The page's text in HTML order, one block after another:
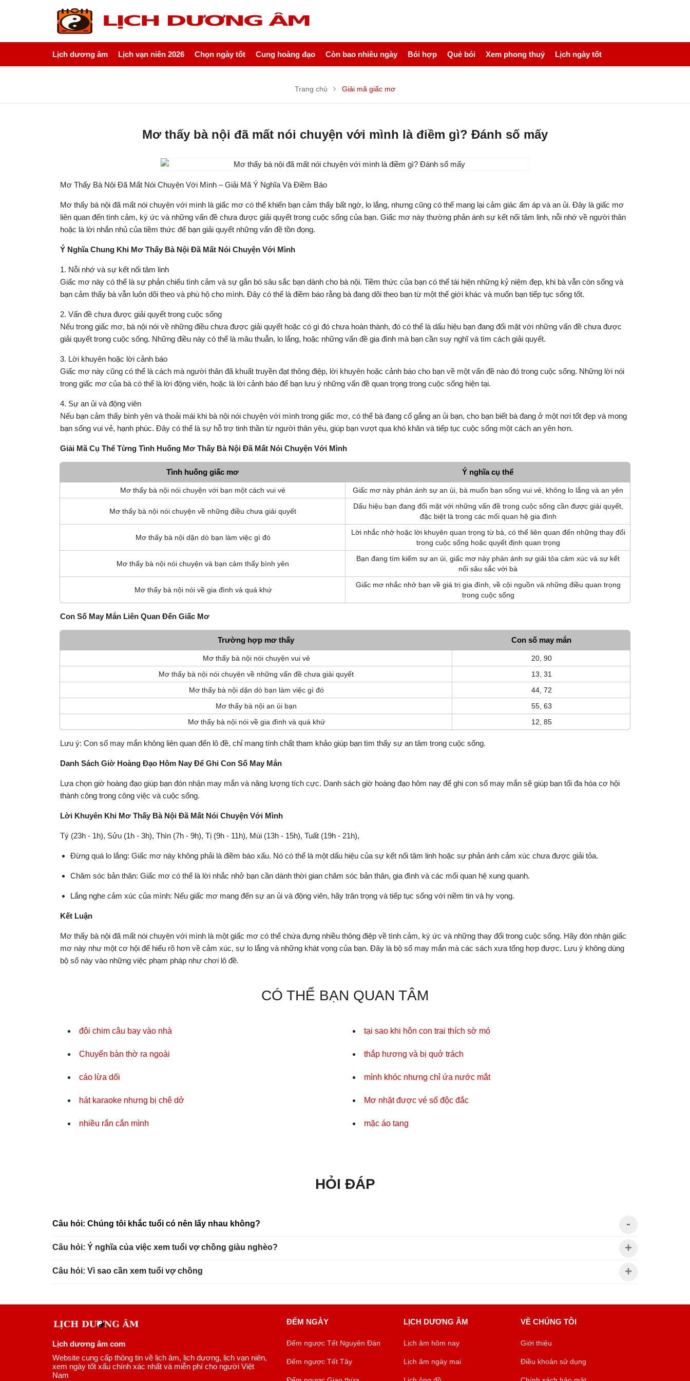
Lịch dương âm Lịch vạn niên 2026 Chọn ngày tốt Cung hoàng đạo Còn bao nhiêu ngày Bói hợp Quẻ bói Xem phong thuỷ Lịch ngày tốt
Trang chủ Giải mã giấc mơ
Mơ thấy bà nội đã mất nói chuyện với mình là điềm gì? Đánh số mấy
Mơ Thấy Bà Nội Đã Mất Nói Chuyện Với Mình – Giải Mã Ý Nghĩa Và Điềm Báo
Mơ thấy bà nội đã mất nói chuyện với mình là giấc mơ có thể khiến bạn cảm thấy bất ngờ, lo lắng, nhưng cũng có thể mang lại cảm giác ấm áp và an ủi. Đây là giấc mơ
liên quan đến tình cảm, ký ức và những vấn đề chưa được giải quyết trong cuộc sống của bạn. Giấc mơ này thường phản ánh sự kết nối tâm linh, nỗi nhớ về người thân
hoặc là lời nhắn nhủ của tiềm thức để bạn giải quyết những vấn đề tồn đọng.
Ý Nghĩa Chung Khi Mơ Thấy Bà Nội Đã Mất Nói Chuyện Với Mình
1. Nỗi nhớ và sự kết nối tâm linh
Giấc mơ này có thể là sự phản chiếu tình cảm và sự gắn bó sâu sắc bạn dành cho bà nội. Tiềm thức của bạn có thể tái hiện những kỷ niệm đẹp, khi bà vẫn còn sống và
bạn cảm thấy bà vẫn luôn dõi theo và phù hộ cho mình. Đây có thể là điềm báo rằng bà đang dõi theo bạn từ một thế giới khác và muốn bạn tiếp tục sống tốt.
2. Vấn đề chưa được giải quyết trong cuộc sống
Nếu trong giấc mơ, bà nội nói về những điều chưa được giải quyết hoặc có gì đó chưa hoàn thành, đó có thể là dấu hiệu bạn đang đối mặt với những vấn đề chưa được
giải quyết trong cuộc sống. Những điều này có thể là mâu thuẫn, lo lắng, hoặc những vấn đề gia đình mà bạn cần suy nghĩ và tìm cách giải quyết.
3. Lời khuyên hoặc lời cảnh báo
Giấc mơ này cũng có thể là cách mà người thân đã khuất truyền đạt thông điệp, lời khuyên hoặc cảnh báo cho bạn về một vấn đề nào đó trong cuộc sống. Những lời nói
trong giấc mơ của bà có thể là lời động viên, hoặc là lời cảnh báo để bạn lưu ý những vấn đề quan trọng trong cuộc sống hiện tại.
4. Sự an ủi và động viên
Nếu bạn cảm thấy bình yên và thoải mái khi bà nội nói chuyện với mình trong giấc mơ, có thể bà đang cố gắng an ủi bạn, cho bạn biết bà đang ở một nơi tốt đẹp và mong
bạn sống vui vẻ, hạnh phúc. Đây có thể là sự hỗ trợ tinh thần từ người thân yêu, giúp bạn vượt qua khó khăn và tiếp tục cuộc sống một cách an yên hơn.
Giải Mã Cụ Thể Từng Tình Huống Mơ Thấy Bà Nội Đã Mất Nói Chuyện Với Mình
Tình huống giấc mơ Ý nghĩa cụ thể
Mơ thấy bà nội nói chuyện với bạn một cách vui vẻ Giấc mơ này phản ánh sự an ủi, bà muốn bạn sống vui vẻ, không lo lắng và an yên
Mơ thấy bà nội nói chuyện về những điều chưa giải quyết
Dấu hiệu bạn đang đối mặt với những vấn đề trong cuộc sống cần được giải quyết,
đặc biệt là trong các mối quan hệ gia đình
Mơ thấy bà nội dặn dò bạn làm việc gì đó
Lời nhắc nhở hoặc lời khuyên quan trọng từ bà, có thể liên quan đến những thay đổi
trong cuộc sống hoặc quyết định quan trọng
Mơ thấy bà nội nói chuyện và bạn cảm thấy bình yên
Bạn đang tìm kiếm sự an ủi, giấc mơ này phản ánh sự giải tỏa cảm xúc và sự kết
nối sâu sắc với bà
Mơ thấy bà nội nói về gia đình và quá khứ
Giấc mơ nhắc nhở bạn về giá trị gia đình, về cội nguồn và những điều quan trọng
trong cuộc sống
Con Số May Mắn Liên Quan Đến Giấc Mơ
Trường hợp mơ thấy Con số may mắn
Mơ thấy bà nội nói chuyện vui vẻ
20, 90
Mơ thấy bà nội nói chuyện về những vấn đề chưa giải quyết
13, 31
Mơ thấy bà nội dặn dò bạn làm việc gì đó
44, 72
Mơ thấy bà nội an ủi bạn
55, 63
Mơ thấy bà nội nói về gia đình và quá khứ
12, 85
Lưu ý: Con số may mắn không liên quan đến lô đề, chỉ mang tính chất tham khảo giúp bạn tìm thấy sự an tâm trong cuộc sống.
Danh Sách Giờ Hoàng Đạo Hôm Nay Để Ghi Con Số May Mắn
Lựa chọn giờ hoàng đạo giúp bạn đón nhận may mắn và năng lượng tích cực. Danh sách giờ hoàng đạo hôm nay để ghi con số may mắn sẽ giúp bạn tối đa hóa cơ hội
thành công trong công việc và cuộc sống.
Lời Khuyên Khi Mơ Thấy Bà Nội Đã Mất Nói Chuyện Với Mình
Tý (23h - 1h), Sửu (1h - 3h), Thìn (7h - 9h), Tị (9h - 11h), Mùi (13h - 15h), Tuất (19h - 21h),
Đừng quá lo lắng: Giấc mơ này không phải là điềm báo xấu. Nó có thể là một dấu hiệu của sự kết nối tâm linh hoặc sự phản ánh cảm xúc chưa được giải tỏa.
Chăm sóc bản thân: Giấc mơ có thể là lời nhắc nhở bạn cần dành thời gian chăm sóc bản thân, gia đình và các mối quan hệ xung quanh.
Lắng nghe cảm xúc của mình: Nếu giấc mơ mang đến sự an ủi và động viên, hãy trân trọng và tiếp tục sống với niềm tin và hy vọng.
Kết Luận
Mơ thấy bà nội đã mất nói chuyện với mình là một giấc mơ có thể chứa đựng nhiều thông điệp về tình cảm, ký ức và những thay đổi trong cuộc sống. Hãy đón nhận giấc
mơ này như một cơ hội để hiểu rõ hơn về cảm xúc, sự lo lắng và những khát vọng của bạn. Đây là bộ số may mắn mà các sách xưa tổng hợp được. Lưu ý không dùng
bộ số này vào những việc phạm pháp như chơi lô đề.
CÓ THỂ BẠN QUAN TÂM
đôi chim câu bay vào nhà
Chuyển bàn thờ ra ngoài
cáo lừa dối
hát karaoke nhưng bị chê dở
nhiều rắn cắn mình
tại sao khi hôn con trai thích sờ mó
thắp hương và bị quở trách
mình khóc nhưng chỉ ứa nước mắt
Mơ nhặt được vé số độc đắc
mặc áo tang
HỎI ĐÁP
Câu hỏi: Chúng tôi khắc tuổi có nên lấy nhau không?
Câu hỏi: Ý nghĩa của việc xem tuổi vợ chồng giàu nghèo?
Câu hỏi: Vì sao cần xem tuổi vợ chồng
Lịch dương âm com
Website cung cấp thông tin về lịch âm, lịch dương, lịch vạn niên,
xem ngày tốt xấu chính xác nhất và miễn phí cho người Việt
Nam
ĐẾM NGÀY
Đếm ngược Tết Nguyên Đán
Đếm ngược Tết Tây
LỊCH DƯƠNG ÂM
Lịch âm hôm nay
Lịch âm ngày mai
VỀ CHÚNG TÔI
Giới thiệu
Điều khoản sử dụng